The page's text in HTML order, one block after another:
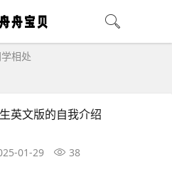
相处
英文版的自我介绍
01-29 38